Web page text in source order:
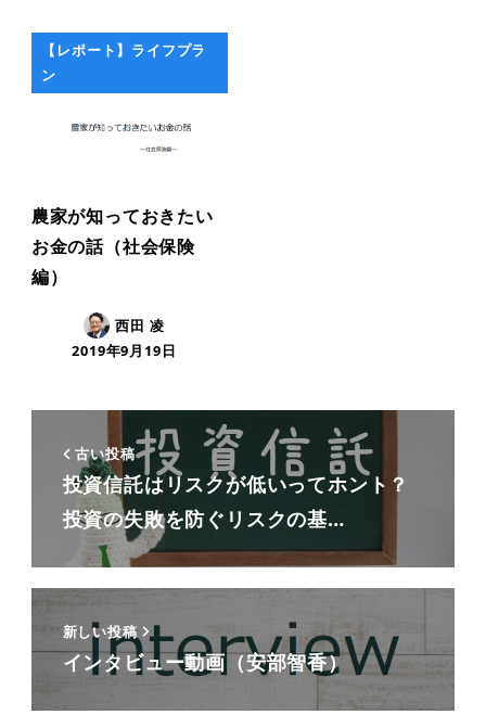
【レポート】ライフプラ
ン
農家が知っておきたい
お金の話（社会保険
編）
西田 凌
2019年9月19日
古い投稿
投資信託はリスクが低いってホント？
投資の失敗を防ぐリスクの基…
新しい投稿
インタビュー動画（安部智香）